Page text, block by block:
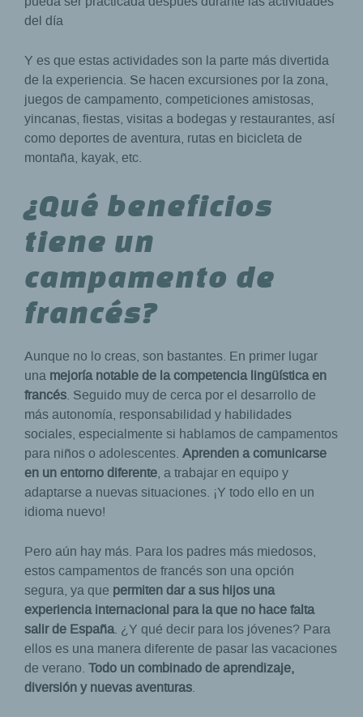
del día
Y es que estas actividades son la parte más divertida
de la experiencia. Se hacen excursiones por la zona,
juegos de campamento, competiciones amistosas,
yincanas, fiestas, visitas a bodegas y restaurantes, así
como deportes de aventura, rutas en bicicleta de
montaña, kayak, etc.
¿Qué beneficios
tiene un
campamento de
francés?
Aunque no lo creas, son bastantes. En primer lugar
una mejoría notable de la competencia lingüística en
francés. Seguido muy de cerca por el desarrollo de
más autonomía, responsabilidad y habilidades
sociales, especialmente si hablamos de campamentos
para niños o adolescentes. Aprenden a comunicarse
en un entorno diferente, a trabajar en equipo y
adaptarse a nuevas situaciones. ¡Y todo ello en un
idioma nuevo!
Pero aún hay más. Para los padres más miedosos,
estos campamentos de francés son una opción
segura, ya que permiten dar a sus hijos una
experiencia internacional para la que no hace falta
salir de España. ¿Y qué decir para los jóvenes? Para
ellos es una manera diferente de pasar las vacaciones
de verano. Todo un combinado de aprendizaje,
diversión y nuevas aventuras.